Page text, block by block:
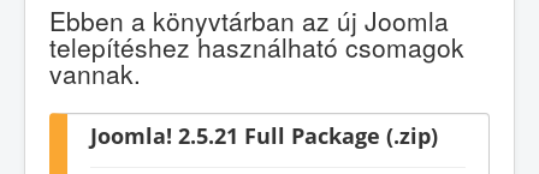
Ebben a könyvtárban az új Joomla
telepítéshez használható csomagok
vannak.
Joomla! 2.5.21 Full Package (.zip)